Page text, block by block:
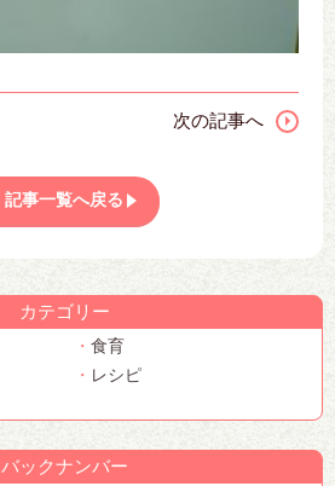
次の記事へ
記事一覧へ戻る
カテゴリー
食育
レシピ
バックナンバー